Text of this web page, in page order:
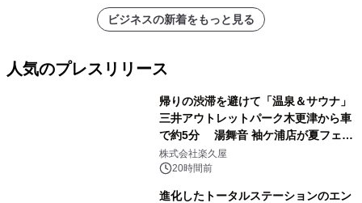
ビジネスの新着をもっと見る
人気のプレスリリース
帰りの渋滞を避けて「温泉＆サウナ」
三井アウトレットパーク木更津から車
で約5分 湯舞音 袖ケ浦店が夏フェア
メニューを提供
株式会社楽久屋
20時間前
進化したトータルステーションのエン